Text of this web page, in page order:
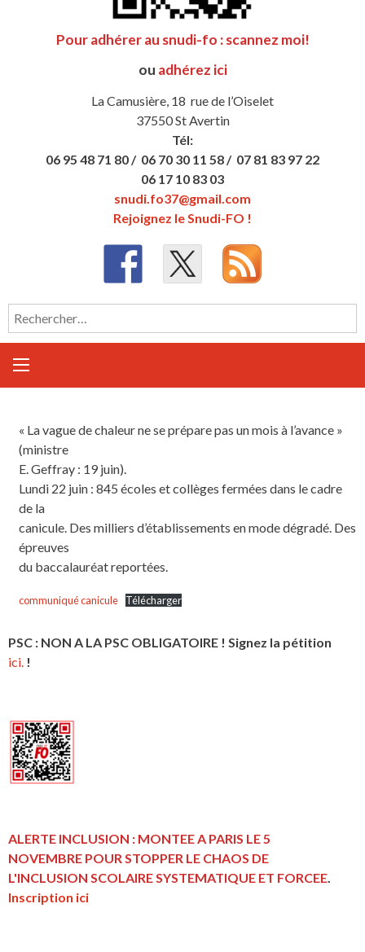
Pour adhérer au snudi-fo : scannez moi!
ou adhérez ici
La Camusière, 18 rue de l’Oiselet
37550 St Avertin
Tél:
06 95 48 71 80 / 06 70 30 11 58 / 07 81 83 97 22
06 17 10 83 03
snudi.fo37@gmail.com
Rejoignez le Snudi-FO !
Rechercher :
« La vague de chaleur ne se prépare pas un mois à l’avance »
(ministre
E. Geffray : 19 juin).
Lundi 22 juin : 845 écoles et collèges fermées dans le cadre
de la
canicule. Des milliers d’établissements en mode dégradé. Des
épreuves
du baccalauréat reportées.
communiqué canicule Télécharger
PSC : NON A LA PSC OBLIGATOIRE ! Signez la pétition
ici. !
ALERTE INCLUSION : MONTEE A PARIS LE 5
NOVEMBRE POUR STOPPER LE CHAOS DE
L'INCLUSION SCOLAIRE SYSTEMATIQUE ET FORCEE
Inscription ici